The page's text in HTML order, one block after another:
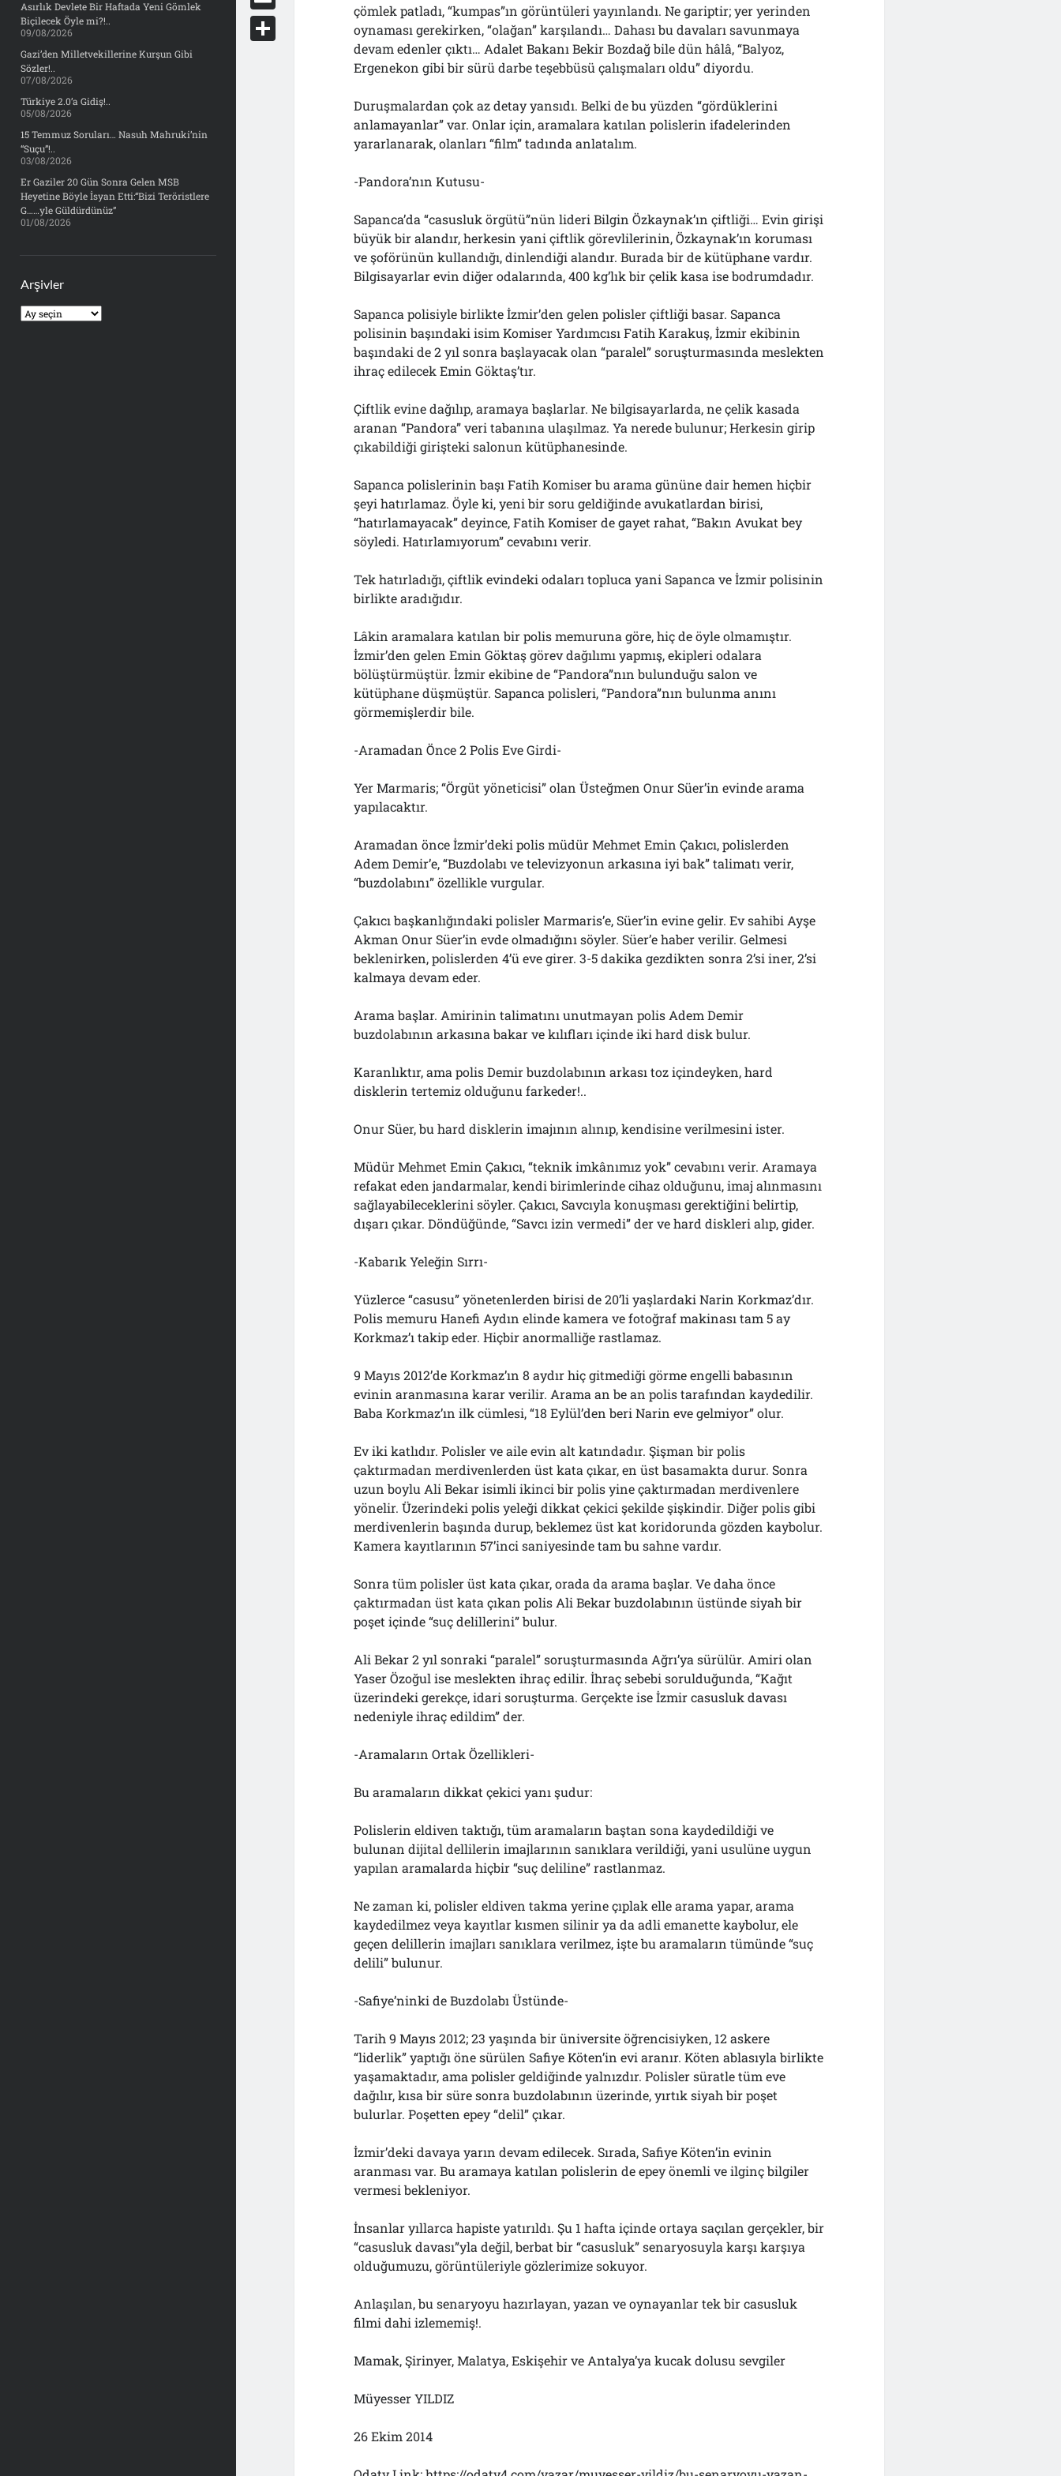
Asırlık Devlete Bir Haftada Yeni Gömlek
Biçilecek Öyle mi?!..
09/08/2026
Gazi’den Milletvekillerine Kurşun Gibi
Sözler!..
07/08/2026
Türkiye 2.0’a Gidiş!..
05/08/2026
15 Temmuz Soruları… Nasuh Mahruki’nin
“Suçu”!..
03/08/2026
Er Gaziler 20 Gün Sonra Gelen MSB
Heyetine Böyle İsyan Etti:“Bizi Teröristlere
G……yle Güldürdünüz”
01/08/2026
Arşivler
Arşivler
çömlek patladı, “kumpas”ın görüntüleri yayınlandı. Ne gariptir; yer yerinden
oynaması gerekirken, “olağan” karşılandı… Dahası bu davaları savunmaya
devam edenler çıktı… Adalet Bakanı Bekir Bozdağ bile dün hâlâ, “Balyoz,
Ergenekon gibi bir sürü darbe teşebbüsü çalışmaları oldu” diyordu.
Duruşmalardan çok az detay yansıdı. Belki de bu yüzden “gördüklerini
anlamayanlar” var. Onlar için, aramalara katılan polislerin ifadelerinden
yararlanarak, olanları “film” tadında anlatalım.
-Pandora’nın Kutusu-
Sapanca’da “casusluk örgütü”nün lideri Bilgin Özkaynak’ın çiftliği… Evin girişi
büyük bir alandır, herkesin yani çiftlik görevlilerinin, Özkaynak’ın koruması
ve şoförünün kullandığı, dinlendiği alandır. Burada bir de kütüphane vardır.
Bilgisayarlar evin diğer odalarında, 400 kg’lık bir çelik kasa ise bodrumdadır.
Sapanca polisiyle birlikte İzmir’den gelen polisler çiftliği basar. Sapanca
polisinin başındaki isim Komiser Yardımcısı Fatih Karakuş, İzmir ekibinin
başındaki de 2 yıl sonra başlayacak olan “paralel” soruşturmasında meslekten
ihraç edilecek Emin Göktaş’tır.
Çiftlik evine dağılıp, aramaya başlarlar. Ne bilgisayarlarda, ne çelik kasada
aranan “Pandora” veri tabanına ulaşılmaz. Ya nerede bulunur; Herkesin girip
çıkabildiği girişteki salonun kütüphanesinde.
Sapanca polislerinin başı Fatih Komiser bu arama gününe dair hemen hiçbir
şeyi hatırlamaz. Öyle ki, yeni bir soru geldiğinde avukatlardan birisi,
“hatırlamayacak” deyince, Fatih Komiser de gayet rahat, “Bakın Avukat bey
söyledi. Hatırlamıyorum” cevabını verir.
Tek hatırladığı, çiftlik evindeki odaları topluca yani Sapanca ve İzmir polisinin
birlikte aradığıdır.
Lâkin aramalara katılan bir polis memuruna göre, hiç de öyle olmamıştır.
İzmir’den gelen Emin Göktaş görev dağılımı yapmış, ekipleri odalara
bölüştürmüştür. İzmir ekibine de “Pandora”nın bulunduğu salon ve
kütüphane düşmüştür. Sapanca polisleri, “Pandora”nın bulunma anını
görmemişlerdir bile.
-Aramadan Önce 2 Polis Eve Girdi-
Yer Marmaris; “Örgüt yöneticisi” olan Üsteğmen Onur Süer’in evinde arama
yapılacaktır.
Aramadan önce İzmir’deki polis müdür Mehmet Emin Çakıcı, polislerden
Adem Demir’e, “Buzdolabı ve televizyonun arkasına iyi bak” talimatı verir,
“buzdolabını” özellikle vurgular.
Çakıcı başkanlığındaki polisler Marmaris’e, Süer’in evine gelir. Ev sahibi Ayşe
Akman Onur Süer’in evde olmadığını söyler. Süer’e haber verilir. Gelmesi
beklenirken, polislerden 4’ü eve girer. 3-5 dakika gezdikten sonra 2’si iner, 2’si
kalmaya devam eder.
Arama başlar. Amirinin talimatını unutmayan polis Adem Demir
buzdolabının arkasına bakar ve kılıfları içinde iki hard disk bulur.
Karanlıktır, ama polis Demir buzdolabının arkası toz içindeyken, hard
disklerin tertemiz olduğunu farkeder!..
Onur Süer, bu hard disklerin imajının alınıp, kendisine verilmesini ister.
Müdür Mehmet Emin Çakıcı, “teknik imkânımız yok” cevabını verir. Aramaya
refakat eden jandarmalar, kendi birimlerinde cihaz olduğunu, imaj alınmasını
sağlayabileceklerini söyler. Çakıcı, Savcıyla konuşması gerektiğini belirtip,
dışarı çıkar. Döndüğünde, “Savcı izin vermedi” der ve hard diskleri alıp, gider.
-Kabarık Yeleğin Sırrı-
Yüzlerce “casusu” yönetenlerden birisi de 20’li yaşlardaki Narin Korkmaz’dır.
Polis memuru Hanefi Aydın elinde kamera ve fotoğraf makinası tam 5 ay
Korkmaz’ı takip eder. Hiçbir anormalliğe rastlamaz.
9 Mayıs 2012’de Korkmaz’ın 8 aydır hiç gitmediği görme engelli babasının
evinin aranmasına karar verilir. Arama an be an polis tarafından kaydedilir.
Baba Korkmaz’ın ilk cümlesi, “18 Eylül’den beri Narin eve gelmiyor” olur.
Ev iki katlıdır. Polisler ve aile evin alt katındadır. Şişman bir polis
çaktırmadan merdivenlerden üst kata çıkar, en üst basamakta durur. Sonra
uzun boylu Ali Bekar isimli ikinci bir polis yine çaktırmadan merdivenlere
yönelir. Üzerindeki polis yeleği dikkat çekici şekilde şişkindir. Diğer polis gibi
merdivenlerin başında durup, beklemez üst kat koridorunda gözden kaybolur.
Kamera kayıtlarının 57’inci saniyesinde tam bu sahne vardır.
Sonra tüm polisler üst kata çıkar, orada da arama başlar. Ve daha önce
çaktırmadan üst kata çıkan polis Ali Bekar buzdolabının üstünde siyah bir
poşet içinde “suç delillerini” bulur.
Ali Bekar 2 yıl sonraki “paralel” soruşturmasında Ağrı’ya sürülür. Amiri olan
Yaser Özoğul ise meslekten ihraç edilir. İhraç sebebi sorulduğunda, “Kağıt
üzerindeki gerekçe, idari soruşturma. Gerçekte ise İzmir casusluk davası
nedeniyle ihraç edildim” der.
-Aramaların Ortak Özellikleri-
Bu aramaların dikkat çekici yanı şudur:
Polislerin eldiven taktığı, tüm aramaların baştan sona kaydedildiği ve
bulunan dijital dellilerin imajlarının sanıklara verildiği, yani usulüne uygun
yapılan aramalarda hiçbir “suç deliline” rastlanmaz.
Ne zaman ki, polisler eldiven takma yerine çıplak elle arama yapar, arama
kaydedilmez veya kayıtlar kısmen silinir ya da adli emanette kaybolur, ele
geçen delillerin imajları sanıklara verilmez, işte bu aramaların tümünde “suç
delili” bulunur.
-Safiye’ninki de Buzdolabı Üstünde-
Tarih 9 Mayıs 2012; 23 yaşında bir üniversite öğrencisiyken, 12 askere
“liderlik” yaptığı öne sürülen Safiye Köten’in evi aranır. Köten ablasıyla birlikte
yaşamaktadır, ama polisler geldiğinde yalnızdır. Polisler süratle tüm eve
dağılır, kısa bir süre sonra buzdolabının üzerinde, yırtık siyah bir poşet
bulurlar. Poşetten epey “delil” çıkar.
İzmir’deki davaya yarın devam edilecek. Sırada, Safiye Köten’in evinin
aranması var. Bu aramaya katılan polislerin de epey önemli ve ilginç bilgiler
vermesi bekleniyor.
İnsanlar yıllarca hapiste yatırıldı. Şu 1 hafta içinde ortaya saçılan gerçekler, bir
“casusluk davası”yla değil, berbat bir “casusluk” senaryosuyla karşı karşıya
olduğumuzu, görüntüleriyle gözlerimize sokuyor.
Anlaşılan, bu senaryoyu hazırlayan, yazan ve oynayanlar tek bir casusluk
filmi dahi izlememiş!.
Mamak, Şirinyer, Malatya, Eskişehir ve Antalya’ya kucak dolusu sevgiler
Müyesser YILDIZ
26 Ekim 2014
y
db
d
d
o
c
E